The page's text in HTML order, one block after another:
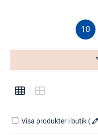
10
Visa produkter i butik (